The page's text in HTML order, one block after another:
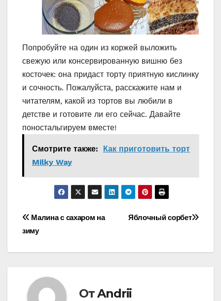
Попробуйте на один из коржей выложить
свежую или консервированную вишню без
косточек: она придаст торту приятную кислинку
и сочность. Пожалуйста, расскажите нам и
читателям, какой из тортов вы любили в
детстве и готовите ли его сейчас. Давайте
поностальгируем вместе!
Смотрите также:
Как приготовить торт
Milky Way
Навигация
по
Яблочный сорбет
Малина с сахаром на
зиму
ОтAndrii